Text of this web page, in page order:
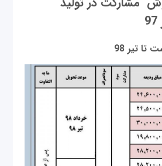
تا تیر 98